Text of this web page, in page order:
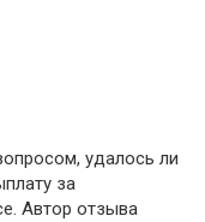
удалось ли
за
Автор отзыва